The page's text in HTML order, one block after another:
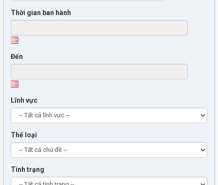
Thời gian ban hành
Đến
Lĩnh vực
Thể loại
Tình trạng